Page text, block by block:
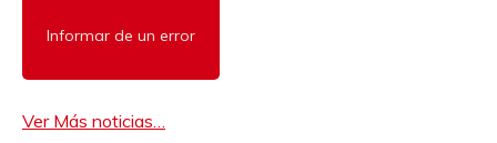
Informar de un error
Ver Más noticias…